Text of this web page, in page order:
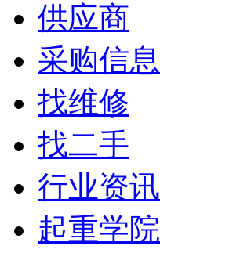
供应商
采购信息
找维修
找二手
行业资讯
起重学院